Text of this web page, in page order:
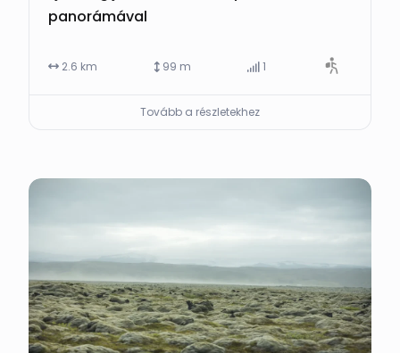
panorámával
2.6 km 99 m 1
Tovább a részletekhez